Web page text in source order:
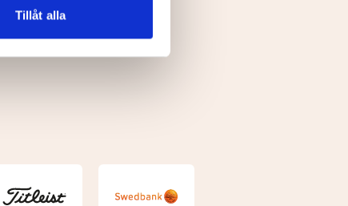
kombinera informationen
Tillåt alla